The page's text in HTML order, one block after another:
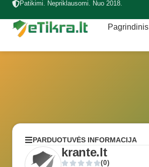
Patikimi. Nepriklausomi. Nuo 2018.
Pagrindinis
PARDUOTUVĖS INFORMACIJA
krante.lt
(0)